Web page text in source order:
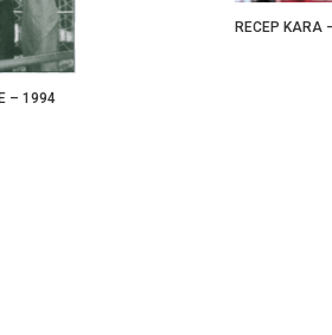
– 1994
RECEP KARA